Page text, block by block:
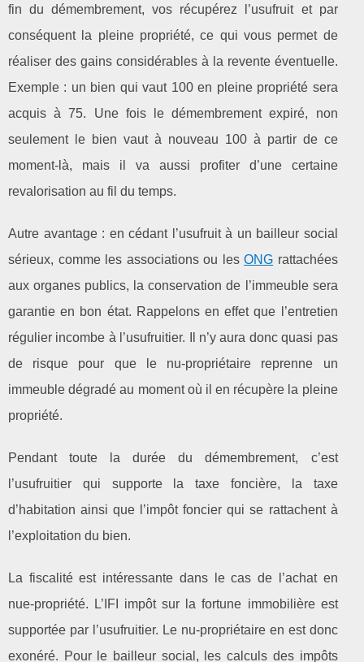
fin du démembrement, vos récupérez l’usufruit et par
conséquent la pleine propriété, ce qui vous permet de
réaliser des gains considérables à la revente éventuelle.
Exemple : un bien qui vaut 100 en pleine propriété sera
acquis à 75. Une fois le démembrement expiré, non
seulement le bien vaut à nouveau 100 à partir de ce
moment-là, mais il va aussi profiter d’une certaine
revalorisation au fil du temps.
Autre avantage : en cédant l’usufruit à un bailleur social
sérieux, comme les associations ou lesONG rattachées
aux organes publics, la conservation de l’immeuble sera
garantie en bon état. Rappelons en effet que l’entretien
régulier incombe à l’usufruitier. Il n’y aura donc quasi pas
de risque pour que le nu-propriétaire reprenne un
immeuble dégradé au moment où il en récupère la pleine
propriété.
Pendant toute la durée du démembrement, c’est
l’usufruitier qui supporte la taxe foncière, la taxe
d’habitation ainsi que l’impôt foncier qui se rattachent à
l’exploitation du bien.
La fiscalité est intéressante dans le cas de l’achat en
nue-propriété. L’IFI impôt sur la fortune immobilière est
supportée par l’usufruitier. Le nu-propriétaire en est donc
exonéré. Pour le bailleur social, les calculs des impôts